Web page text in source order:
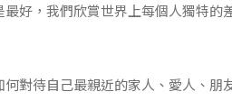
好，我們欣賞世界上每個人獨特的
何對待自己最親近的家人、愛人、